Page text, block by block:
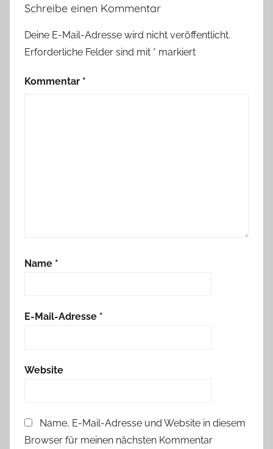
Schreibe einen Kommentar
Deine E-Mail-Adresse wird nicht veröffentlicht.
Erforderliche Felder sind mit * markiert
Kommentar *
Name *
E-Mail-Adresse *
Website
Name, E-Mail-Adresse und Website in diesem
Browser für meinen nächsten Kommentar